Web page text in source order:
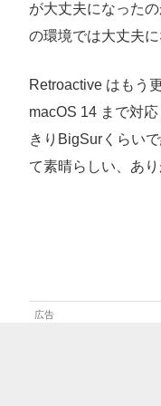
が大丈夫になった
の環境では大丈夫に
Retroactive はもう
macOS 14 まで対
きりBigSurくらい
て素晴らしい、あり